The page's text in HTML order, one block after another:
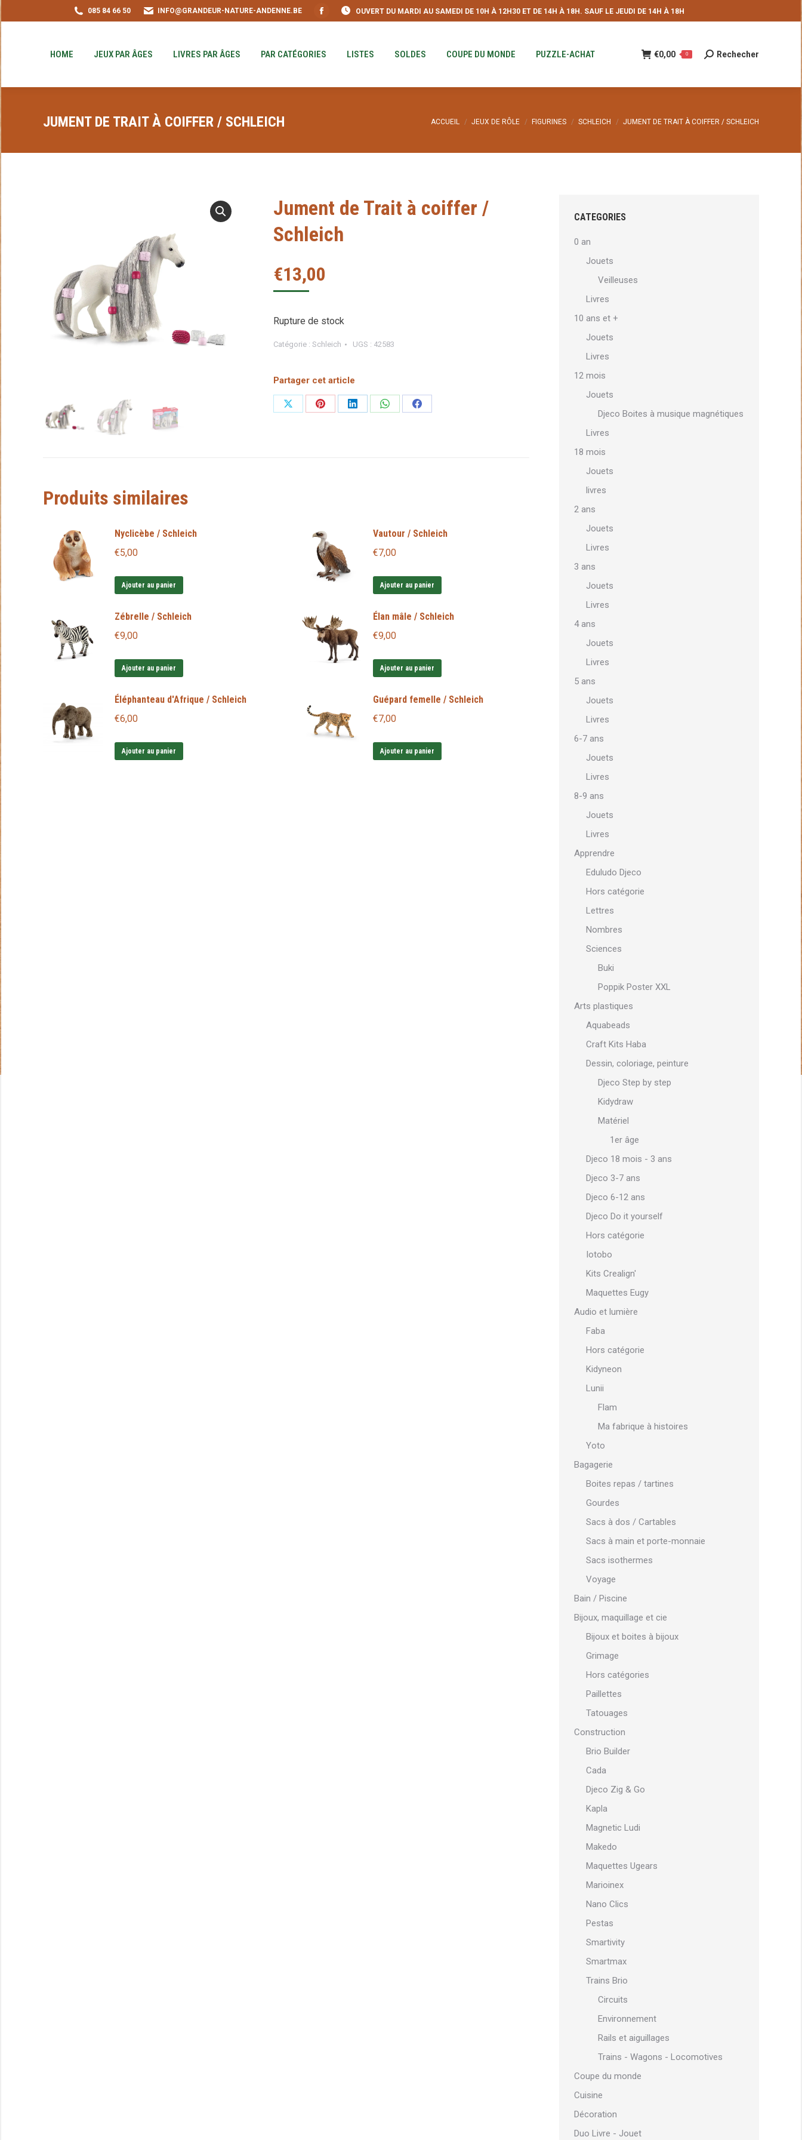
085 84 66 50 INFO@GRANDEUR-NATURE-ANDENNE.BE
Facebook
opens
OUVERT DU MARDI AU SAMEDI DE 10H À 12H30 ET DE 14H À 18H. SAUF LE JEUDI DE 14H À 18H
HOME JEUX PAR ÂGES LIVRES PAR ÂGES PAR CATÉGORIES LISTES SOLDES COUPE DU MONDE PUZZLE-ACHAT €0,00 0
Recherche
Rechecher
JUMENT DE TRAIT À COIFFER / SCHLEICH Vous êtes ici :
ACCUEIL JEUX DE RÔLE FIGURINES SCHLEICH JUMENT DE TRAIT À COIFFER / SCHLEICH
Jument de Trait à coiffer /
Schleich
€13,00
Rupture de stock
Catégorie : Schleich UGS : 42583
Partager cet article
PartagerPartagerPartagerPartagerPartager
Produits similaires
Nyclicèbe / Schleich
€5,00
Ajouter au panier
Vautour / Schleich
€7,00
Ajouter au panier
Zébrelle / Schleich
€9,00
Ajouter au panier
Élan mâle / Schleich
€9,00
Ajouter au panier
Éléphanteau d'Afrique / Schleich
€6,00
Ajouter au panier
Guépard femelle / Schleich
€7,00
Ajouter au panier
CATEGORIES
0 an
Jouets
Veilleuses
Livres
10 ans et +
Jouets
Livres
12 mois
Jouets
Djeco Boites à musique magnétiques
Livres
18 mois
Jouets
livres
2 ans
Jouets
Livres
3 ans
Jouets
Livres
4 ans
Jouets
Livres
5 ans
Jouets
Livres
6-7 ans
Jouets
Livres
8-9 ans
Jouets
Livres
Apprendre
Eduludo Djeco
Hors catégorie
Lettres
Nombres
Sciences
Buki
Poppik Poster XXL
Arts plastiques
Aquabeads
Craft Kits Haba
Dessin, coloriage, peinture
Djeco Step by step
Kidydraw
Matériel
1er âge
Djeco 18 mois - 3 ans
Djeco 3-7 ans
Djeco 6-12 ans
Djeco Do it yourself
Hors catégorie
Iotobo
Kits Crealign'
Maquettes Eugy
Audio et lumière
Faba
Hors catégorie
Kidyneon
Lunii
Flam
Ma fabrique à histoires
Yoto
Bagagerie
Boites repas / tartines
Gourdes
Sacs à dos / Cartables
Sacs à main et porte-monnaie
Sacs isothermes
Voyage
Bain / Piscine
Bijoux, maquillage et cie
Bijoux et boites à bijoux
Grimage
Hors catégories
Paillettes
Tatouages
Construction
Brio Builder
Cada
Djeco Zig & Go
Kapla
Magnetic Ludi
Makedo
Maquettes Ugears
Marioinex
Nano Clics
Pestas
Smartivity
Smartmax
Trains Brio
Circuits
Environnement
Rails et aiguillages
Trains - Wagons - Locomotives
Coupe du monde
Cuisine
Décoration
Duo Livre - Jouet
HOME JEUX PAR ÂGES LIVRES PAR ÂGES PAR CATÉGORIES LISTES SOLDES COUPE DU MONDE
PUZZLE-ACHAT
: